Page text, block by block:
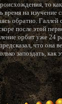
то
на
обратно.
после этой
орбит уже 24
что она
запоздать, как